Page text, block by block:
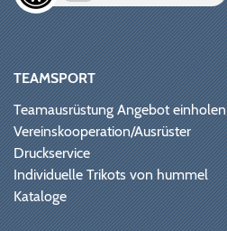
TEAMSPORT
Teamausrüstung Angebot einholen
Vereinskooperation/Ausrüster
Druckservice
Individuelle Trikots von hummel
Kataloge